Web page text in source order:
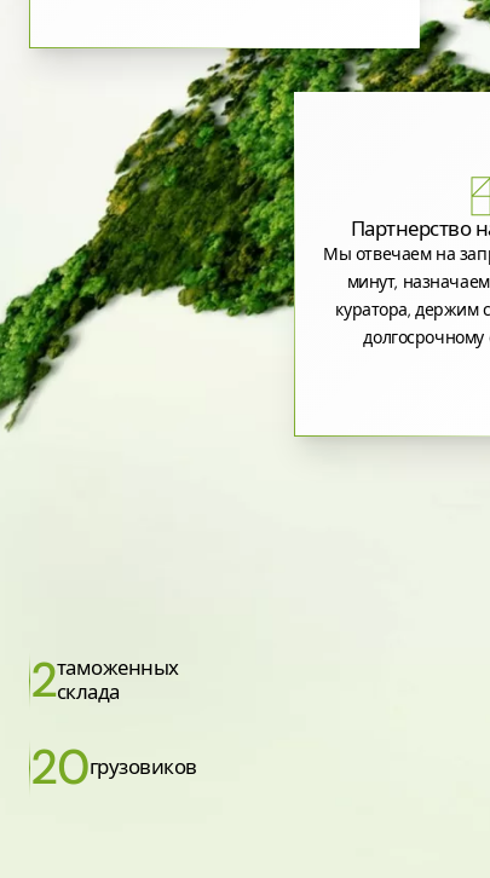
Партнерство
Мы отвечаем на
минут,
куратора, держим
долгосрочному
2таможенных
склада
20грузовиков